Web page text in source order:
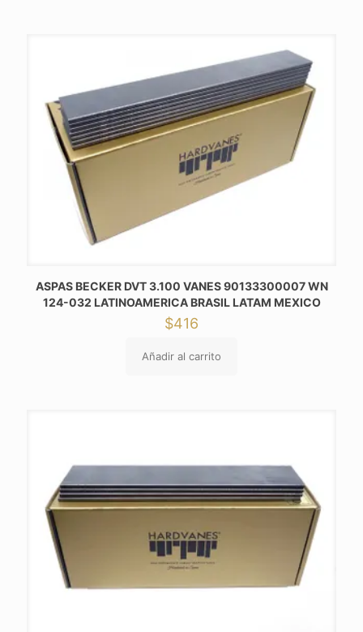
ASPAS BECKER DVT 3.100 VANES 90133300007 WN
124-032 LATINOAMERICA BRASIL LATAM MEXICO
$416
Añadir al carrito